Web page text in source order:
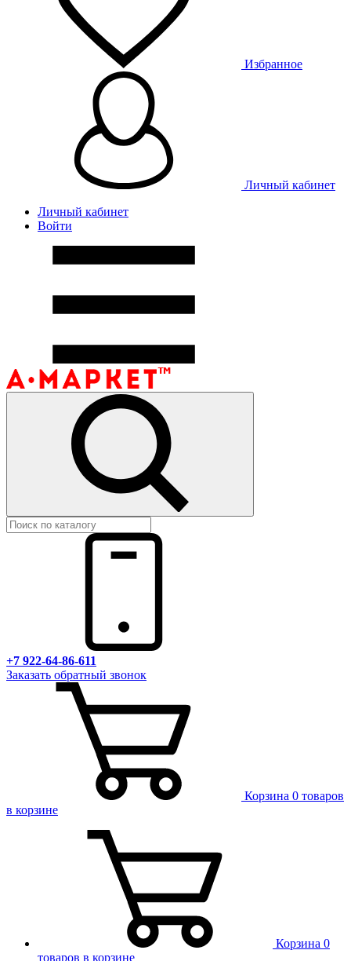
Избранное
Личный кабинет
Личный кабинет
Войти
+7 922-64-86-611
Заказать обратный звонок
Корзина 0 товаров
в корзине
Корзина 0
товаров в корзине